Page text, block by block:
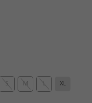
S M L XL